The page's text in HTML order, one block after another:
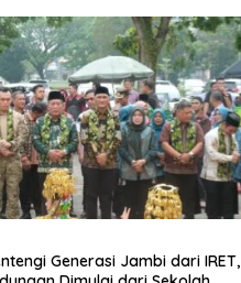
Generasi Jambi dari IRET,